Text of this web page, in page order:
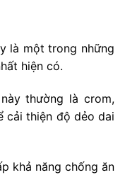
là một trong những
hiện có.
thường là crom,
cải thiện độ dẻo dai
khả năng chống ăn